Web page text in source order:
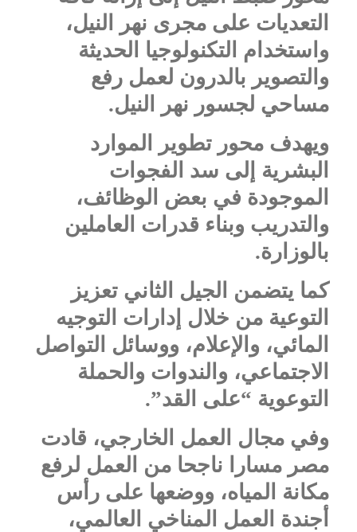
التعديات على مجرى نهر النيل،
واستخدام التكنولوجيا الحديثة
والتصوير بالدرون لعمل رفع
مساحي لجسور نهر النيل.
ويهدف محور تطوير الموارد
البشرية إلى سد الفجوات
الموجودة في بعض الوظائف،
والتدريب وبناء قدرات العاملين
بالوزارة.
كما يتضمن الجيل الثاني تعزيز
التوعية من خلال إدارات التوجيه
المائي، والإعلام، ووسائل التواصل
الاجتماعي، والندوات والحملة
التوعوية “على القد”.
وفي مجال العمل الخارجي، قادت
مصر مسارا ناجحا من العمل لرفع
مكانة المياه، ووضعها على رأس
أجندة العمل المناخي العالمي،